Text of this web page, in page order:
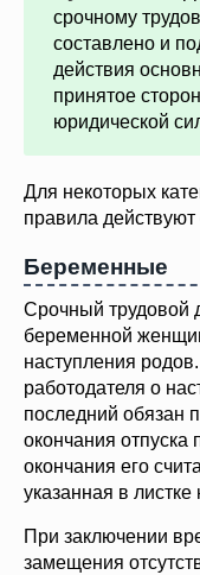
срочному
составлено и
действия
принятое
юридической
Для некоторых
правила
Беременные
Срочный трудовой
беременной
наступления
работодателя о
последний обязан
окончания
окончания его
указанная в листке
При заключении
замещения